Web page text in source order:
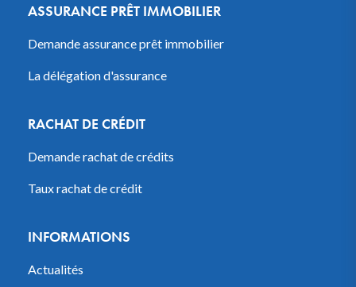
ASSURANCE PRÊT IMMOBILIER
Demande assurance prêt immobilier
La délégation d'assurance
RACHAT DE CRÉDIT
Demande rachat de crédits
Taux rachat de crédit
INFORMATIONS
Actualités